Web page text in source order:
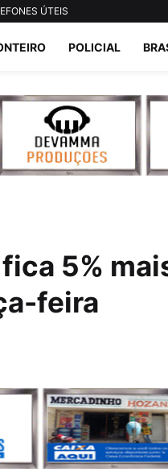
ÚTEIS
POLICIAL
5%
feira